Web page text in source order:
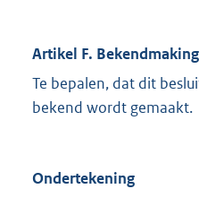
Artikel F. Bekendmaking
Te bepalen, dat dit
bekend wordt gemaakt.
Ondertekening